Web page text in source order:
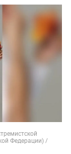
Федерации) /